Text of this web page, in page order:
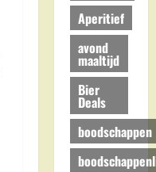
Aperitief
avond
maaltijd
Bier
Deals
boodschappen